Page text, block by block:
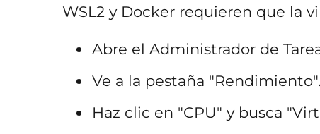
WSL2 y Docker requieren que la
Abre el Administrador de
Ve a la pestaña "Rendimiento".
Haz clic en "CPU" y busca